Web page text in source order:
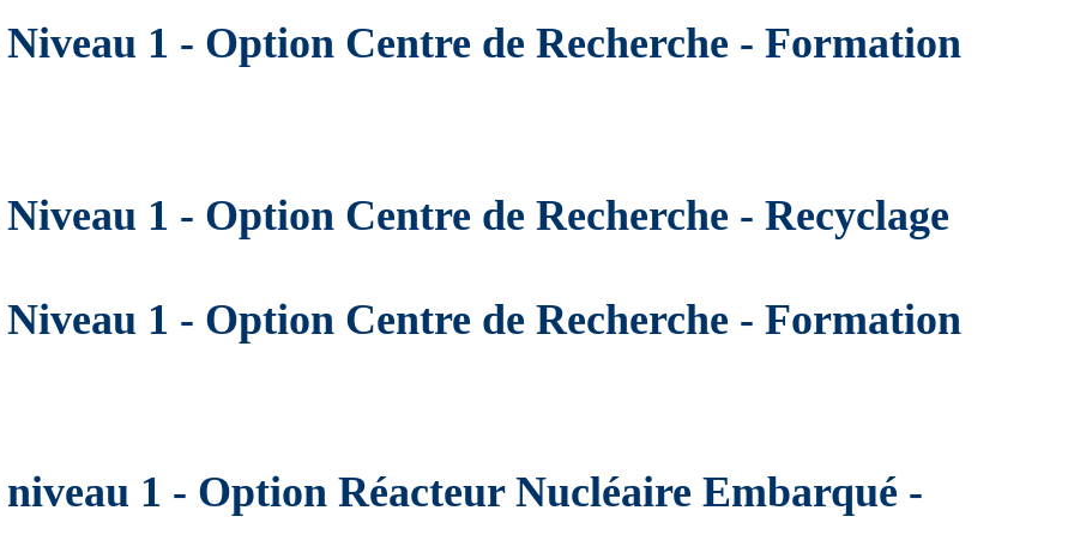
1 - Option Centre de Recherche - Formation
1 - Option Centre de Recherche - Recyclage
1 - Option Centre de Recherche - Formation
1 - Option Réacteur Nucléaire Embarqué -